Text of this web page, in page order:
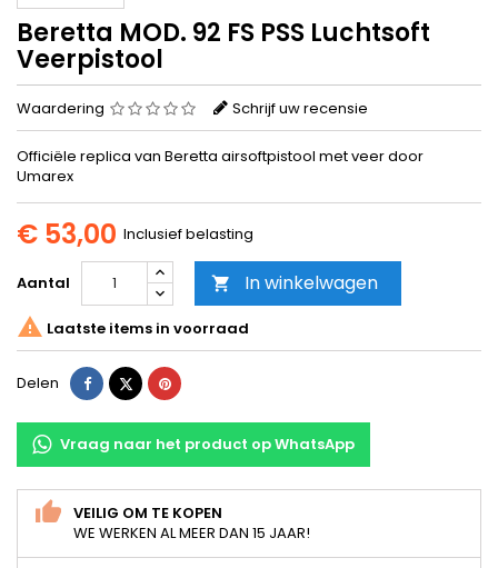
Beretta MOD. 92 FS PSS Luchtsoft
Veerpistool
Waardering Schrijf uw recensie
Officiële replica van Beretta airsoftpistool met veer door
Umarex
€ 53,00 Inclusief belasting
Aantal  In winkelwagen
 Laatste items in voorraad
Delen DelenTweetPinterest
Vraag naar het product op WhatsApp
VEILIG OM TE KOPEN
WE WERKEN AL MEER DAN 15 JAAR!